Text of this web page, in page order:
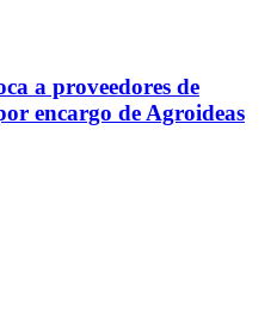
a proveedores de
encargo de Agroideas